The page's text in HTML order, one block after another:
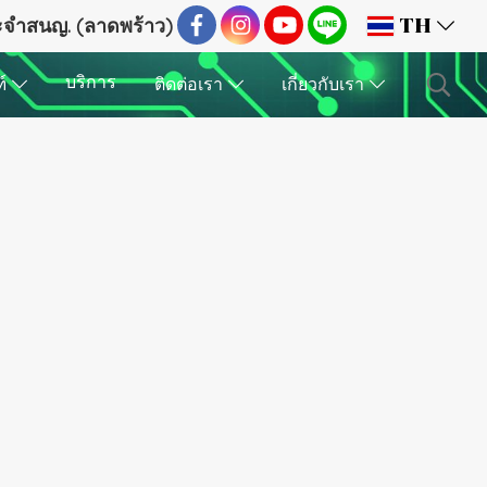
ำสนญ. (ลาดพร้าว) TH
บริการ ติดต่อเรา เกี่ยวกับเรา